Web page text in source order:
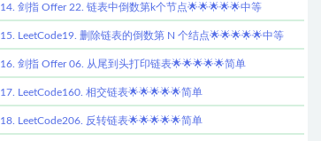
14. 剑指 Offer 22. 链表中倒数第k个节点🌟🌟🌟🌟🌟中等
15. LeetCode19. 删除链表的倒数第 N 个结点🌟🌟🌟🌟🌟中等
16. 剑指 Offer 06. 从尾到头打印链表🌟🌟🌟🌟🌟简单
17. LeetCode160. 相交链表🌟🌟🌟🌟🌟简单
18. LeetCode206. 反转链表🌟🌟🌟🌟🌟简单